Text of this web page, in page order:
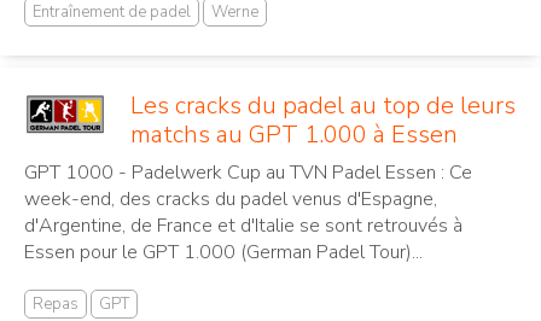
Entraînement de padel Werne
Les cracks du padel au top de leurs
matchs au GPT 1.000 à Essen
GPT 1000 - Padelwerk Cup au TVN Padel Essen : Ce
week-end, des cracks du padel venus d'Espagne,
d'Argentine, de France et d'Italie se sont retrouvés à
Essen pour le GPT 1.000 (German Padel Tour)...
Repas GPT